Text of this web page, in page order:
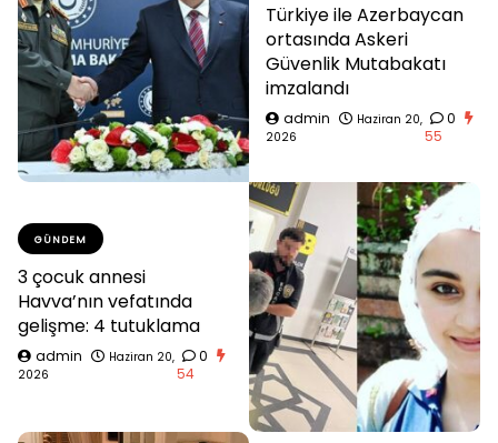
Türkiye ile Azerbaycan
ortasında Askeri
Güvenlik Mutabakatı
imzalandı
admin
Haziran 20,
2026
0
55
GÜNDEM
3 çocuk annesi
Havva’nın vefatında
gelişme: 4 tutuklama
admin
Haziran 20,
2026
0
54